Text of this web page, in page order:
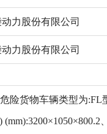
力股份有限公司
力股份有限公司
险货物车辆类型为